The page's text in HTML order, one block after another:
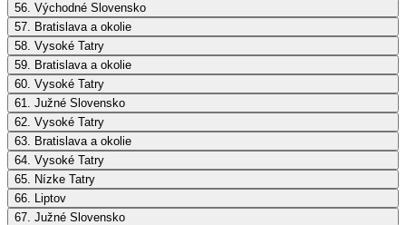
56. Východné Slovensko
57. Bratislava a okolie
58. Vysoké Tatry
59. Bratislava a okolie
60. Vysoké Tatry
61. Južné Slovensko
62. Vysoké Tatry
63. Bratislava a okolie
64. Vysoké Tatry
65. Nízke Tatry
66. Liptov
67. Južné Slovensko